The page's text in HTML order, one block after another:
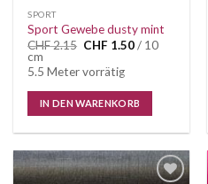
SPORT
Sport Gewebe dusty mint
CHF2.15 Ursprünglicher
war:
CHF 2.15
CHF 1.50Aktueller
/ 10
cm
5.5 Meter vorrätig
IN DEN WARENKORB